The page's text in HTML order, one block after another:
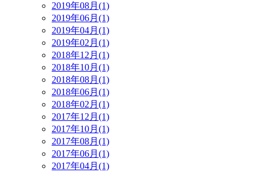
2019年08月(1)
2019年06月(1)
2019年04月(1)
2019年02月(1)
2018年12月(1)
2018年10月(1)
2018年08月(1)
2018年06月(1)
2018年02月(1)
2017年12月(1)
2017年10月(1)
2017年08月(1)
2017年06月(1)
2017年04月(1)